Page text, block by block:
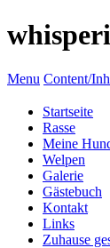
Menu Content/
Startseite
Rasse
Meine
Welpen
Galerie
Gästebuch
Kontakt
Links
Zuhause